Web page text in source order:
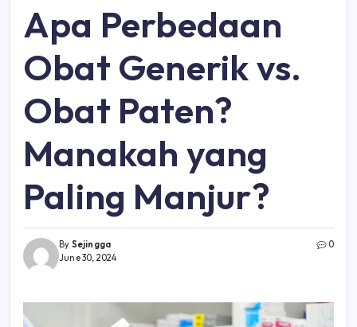
Apa Perbedaan
Obat Generik vs.
Obat Paten?
Manakah yang
Paling Manjur?
By Sejingga
June 30, 2024
0